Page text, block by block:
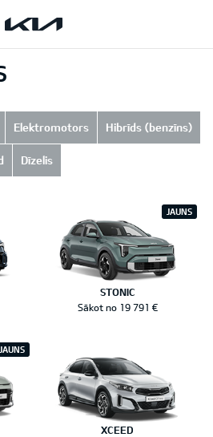
Elektromotors Hibrīds (benzīns)
Dīzelis
STONIC
JAUNS
Sākot no 19 791 €
JAUNS
XCEED